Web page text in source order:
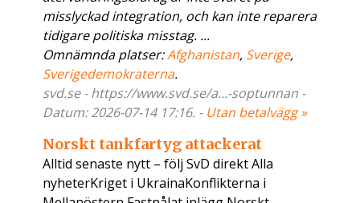
misslyckad integration, och kan inte reparera
tidigare politiska misstag. ...
Omnämnda platser:Afghanistan, Sverige,
Sverigedemokraterna.
svd.se - https://www.svd.se/a...-soptunnan -
Datum: 2026-07-14 17:16. - Utan betalvägg »
Norskt tankfartyg attackerat
Alltid senaste nytt – följ SvD direkt Alla
nyheterKriget i UkrainaKonflikterna i